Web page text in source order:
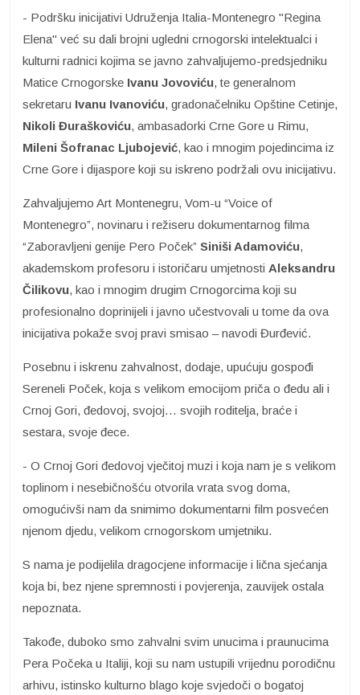
- Podršku inicijativi Udruženja Italia-Montenegro "Regina
Elena" već su dali brojni ugledni crnogorski intelektualci i
kulturni radnici kojima se javno zahvaljujemo-predsjedniku
Matice Crnogorske Ivanu Jovoviću, te generalnom
sekretaru Ivanu Ivanoviću, gradonačelniku Opštine Cetinje,
Nikoli Đuraškoviću, ambasadorki Crne Gore u Rimu,
Mileni Šofranac Ljubojević, kao i mnogim pojedincima iz
Crne Gore i dijaspore koji su iskreno podržali ovu inicijativu.
Zahvaljujemo Art Montenegru, Vom-u “Voice of
Montenegro”, novinaru i režiseru dokumentarnog filma
“Zaboravljeni genije Pero Poček” Siniši Adamoviću,
akademskom profesoru i istoričaru umjetnosti Aleksandru
Čilikovu, kao i mnogim drugim Crnogorcima koji su
profesionalno doprinijeli i javno učestvovali u tome da ova
inicijativa pokaže svoj pravi smisao – navodi Đurđević.
Posebnu i iskrenu zahvalnost, dodaje, upućuju gospođi
Sereneli Poček, koja s velikom emocijom priča o đedu ali i
Crnoj Gori, đedovoj, svojoj… svojih roditelja, braće i
sestara, svoje đece.
- O Crnoj Gori đedovoj vječitoj muzi i koja nam je s velikom
toplinom i nesebičnošću otvorila vrata svog doma,
omogućivši nam da snimimo dokumentarni film posvećen
njenom djedu, velikom crnogorskom umjetniku.
S nama je podijelila dragocjene informacije i lična sjećanja
koja bi, bez njene spremnosti i povjerenja, zauvijek ostala
nepoznata.
Takođe, duboko smo zahvalni svim unucima i praunucima
Pera Počeka u Italiji, koji su nam ustupili vrijednu porodičnu
arhivu, istinsko kulturno blago koje svjedoči o bogatoj